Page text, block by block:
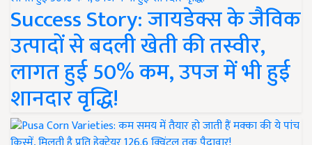
Success Story: जायडेक्स के जैविक
उत्पादों से बदली खेती की तस्वीर,
लागत हुई 50% कम, उपज में भी हुई
शानदार वृद्धि!